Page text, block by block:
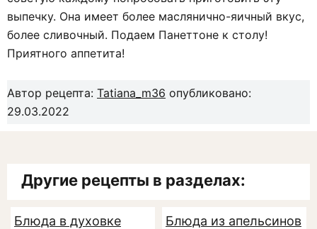
выпечку. Она имеет более маслянично-яичный вкус,
более сливочный. Подаем Панеттоне к столу!
Приятного аппетита!
Автор рецепта: Tatiana_m36 опубликовано:
29.03.2022
Другие рецепты в разделах:
Блюда в духовке Блюда из апельсинов